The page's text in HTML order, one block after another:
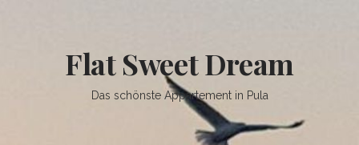
Flat Sweet Dream
Das schönste Appartement in Pula